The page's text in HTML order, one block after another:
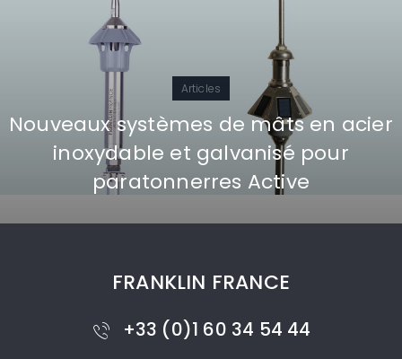
Articles
Nouveaux systèmes de mâts en acier
inoxydable et galvanisé pour
paratonnerres Active
FRANKLIN FRANCE
+33 (0)1 60 34 54 44